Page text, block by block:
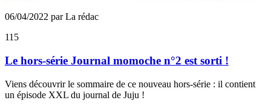
06/04/2022 par La rédac
115
Le hors-série Journal momoche n°2 est sorti !
Viens découvrir le sommaire de ce nouveau hors-série : il contient
un épisode XXL du journal de Juju !